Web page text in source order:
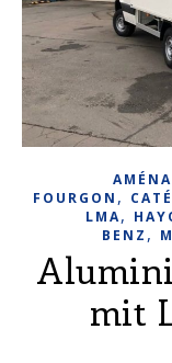
FOURGON ,
LMA,
BENZ ,
mit